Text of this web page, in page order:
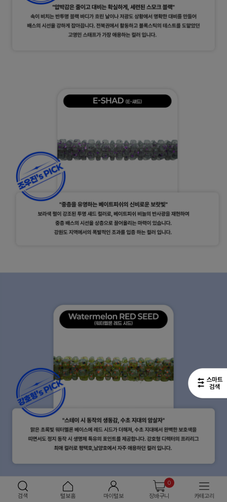
검색 털보홈 마이털보
0
장바구니
카테고리